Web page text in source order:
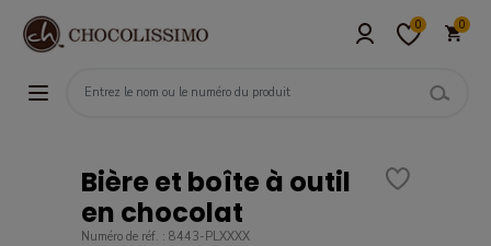
0 0
Bière et boîte à outil
en chocolat
Numéro de réf. : 8443-PLXXXX